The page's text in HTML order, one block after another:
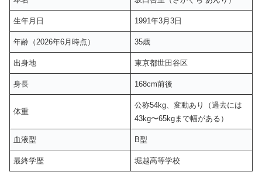
生年月日 1991年3月3日
年齢（2026年6月時点） 35歳
出身地 東京都世田谷区
身長 168cm前後
体重
公称54kg、変動あり（過去には
43kg〜65kgまで幅がある）
血液型 B型
最終学歴 堀越高等学校